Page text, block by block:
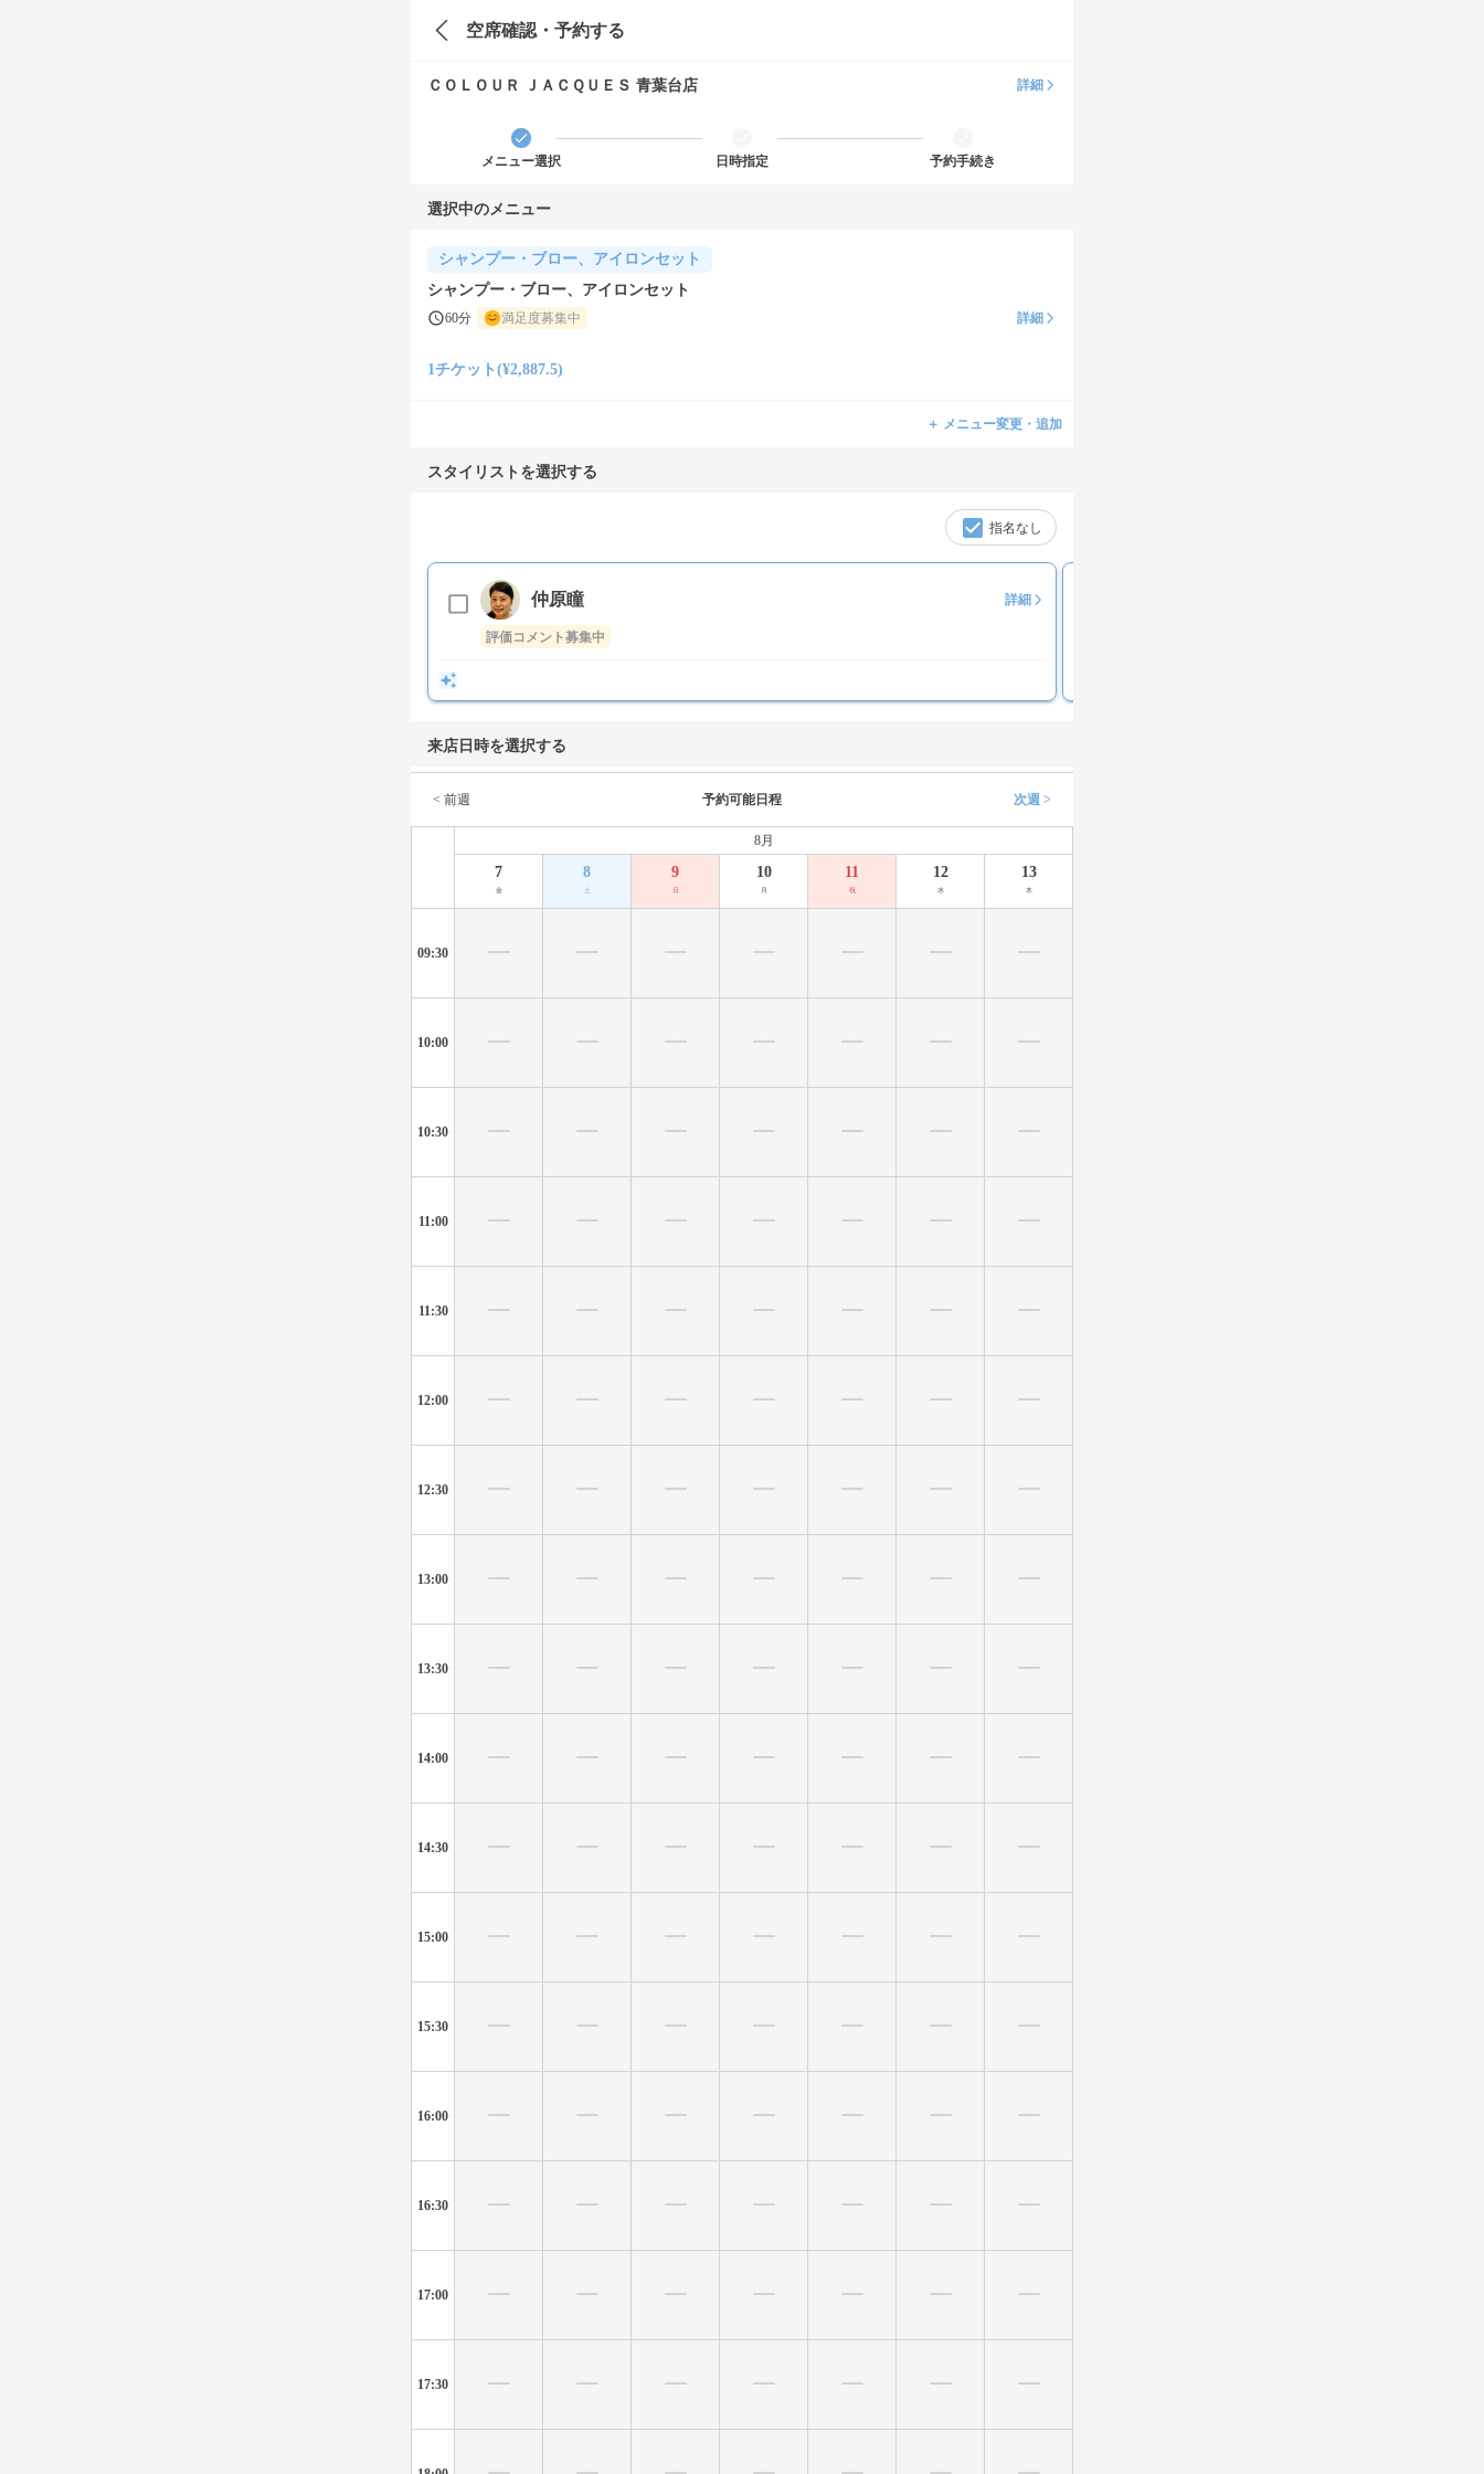
空席確認・予約する
ＣＯＬＯＵＲ ＪＡＣＱＵＥＳ 青葉台店 詳細
メニュー選択 日時指定 予約手続き
選択中のメニュー
シャンプー・ブロー、アイロンセット
シャンプー・ブロー、アイロンセット
60分 満足度募集中 詳細
1チケット(¥2,887.5)
＋ メニュー変更・追加
スタイリストを選択する
指名なし
仲原瞳 詳細
評価コメント募集中
来店日時を選択する
< 前週 予約可能日程 次週 >
8月
7
金
8
土
9
日
10
月
11
祝
12
水
13
木
09:30
10:00
10:30
11:00
11:30
12:00
12:30
13:00
13:30
14:00
14:30
15:00
15:30
16:00
16:30
17:00
17:30